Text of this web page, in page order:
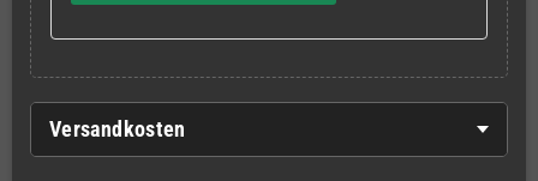
Versandkosten